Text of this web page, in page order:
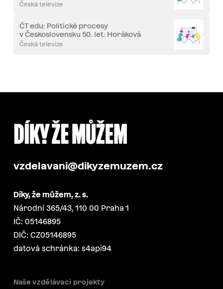
Česká televize
ČT edu: Politické procesy
v Československu 50. let: Horáková
a Slánský
Česká televize
vzdelavani@dikyzemuzem.cz
Díky, že můžem, z. s.
Národní 365/43, 110 00 Praha 1
IČ: 05146895
DIČ: CZ05146895
datová schránka: s4api94
Naše vzdělávací projekty